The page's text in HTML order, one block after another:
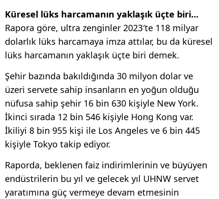
Küresel lüks harcamanın yaklaşık üçte biri...
Rapora göre, ultra zenginler 2023′te 118 milyar
dolarlık lüks harcamaya imza attılar, bu da küresel
lüks harcamanın yaklaşık üçte biri demek.
Şehir bazında bakıldığında 30 milyon dolar ve
üzeri servete sahip insanların en yoğun olduğu
nüfusa sahip şehir 16 bin 630 kişiyle New York.
İkinci sırada 12 bin 546 kişiyle Hong Kong var.
İkiliyi 8 bin 955 kişi ile Los Angeles ve 6 bin 445
kişiyle Tokyo takip ediyor.
Raporda, beklenen faiz indirimlerinin ve büyüyen
endüstrilerin bu yıl ve gelecek yıl UHNW servet
yaratımına güç vermeye devam etmesinin